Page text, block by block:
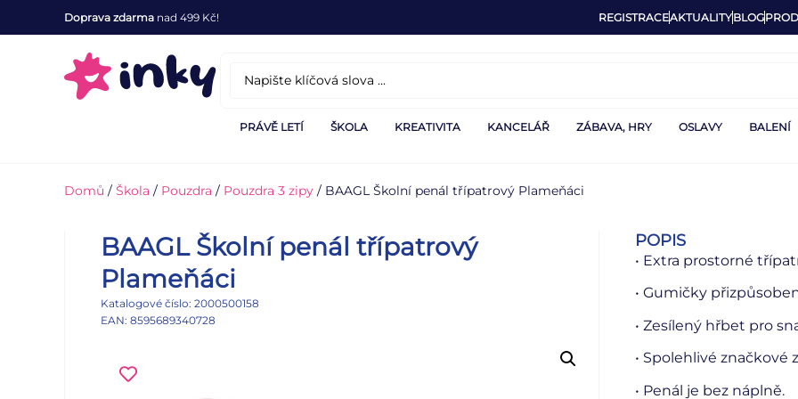
Doprava zdarma nad 499 Kč! REGISTRACEAKTUALITYBLOG
PRÁVĚ LETÍ ŠKOLA KREATIVITA KANCELÁŘ ZÁBAVA, HRY OSLAVY BALENÍ
Domů / Škola / Pouzdra / Pouzdra 3 zipy / BAAGL Školní penál třípatrový Plameňáci
BAAGL Školní penál třípatrový
Plameňáci
Katalogové číslo: 2000500158
EAN: 8595689340728
POPIS
• Extra prostorné
• Gumičky
• Zesílený hřbet pro
• Spolehlivé značkové
• Penál je bez náplně.